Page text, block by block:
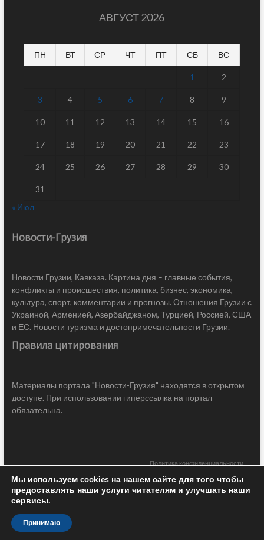
АВГУСТ 2026
ПН ВТ СР ЧТ ПТ СБ ВС
1 2
3 4 5 6 7 8 9
10 11 12 13 14 15 16
17 18 19 20 21 22 23
24 25 26 27 28 29 30
31
« Июл
Новости-Грузия
Новости Грузии, Кавказа. Картина дня – главные события,
конфликты и происшествия, политика, бизнес, экономика,
культура, спорт, комментарии и прогнозы. Отношения Грузии с
Украиной, Арменией, Азербайджаном, Турцией, Россией, США
и ЕС. Новости туризма и достопримечательности Грузии.
Правила цитирования
Материалы портала "Новости-Грузия" находятся в открытом
доступе. При использовании гиперссылка на портал
обязательна.
Политика конфиденциальности
Новости Грузии| Black Sea Press LTD © 2020 All Rights Reserved /
Design & development —
Мы используем cookies на нашем сайте для того чтобы
предоставлять наши услуги читателям и улучшать наши
сервисы.
Принимаю